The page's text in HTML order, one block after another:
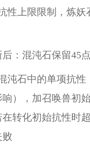
性上限限制，炼妖
沌石保留45点
沌石中的单项抗性
），加召唤兽初
转化初始抗性时
败